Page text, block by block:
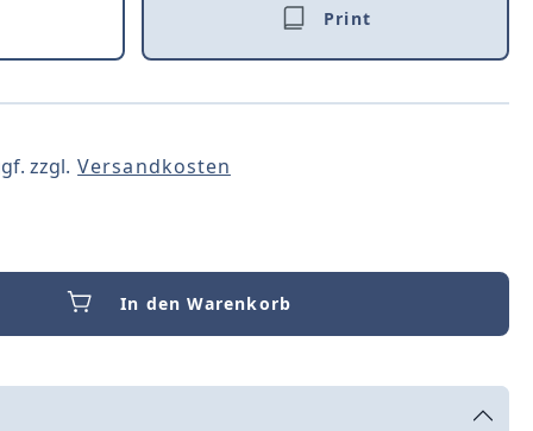
Print
zzgl. Versandkosten
In den Warenkorb